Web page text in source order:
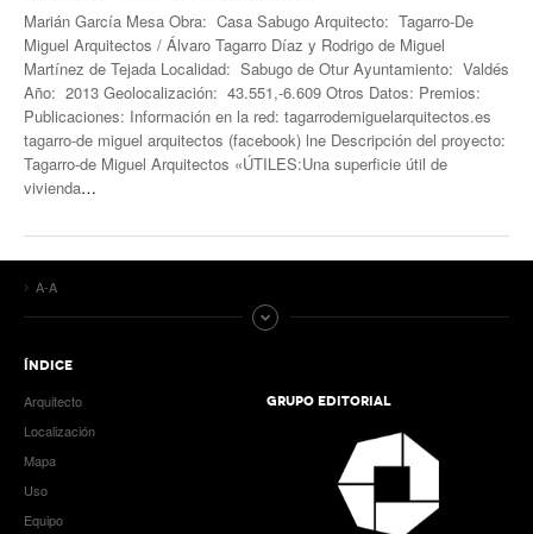
Marián García Mesa Obra: Casa Sabugo Arquitecto: Tagarro-De
Miguel Arquitectos / Álvaro Tagarro Díaz y Rodrigo de Miguel
Martínez de Tejada Localidad: Sabugo de Otur Ayuntamiento: Valdés
Año: 2013 Geolocalización: 43.551,-6.609 Otros Datos: Premios:
Publicaciones: Información en la red: tagarrodemiguelarquitectos.es
tagarro-de miguel arquitectos (facebook) lne Descripción del proyecto:
Tagarro-de Miguel Arquitectos «ÚTILES:Una superficie útil de
vivienda…
A-A
ÍNDICE
Arquitecto
Localización
Mapa
Uso
Equipo
GRUPO EDITORIAL